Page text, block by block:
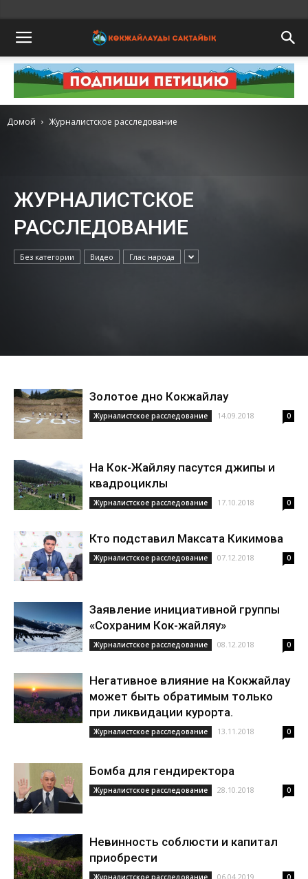
Домой Журналистское расследование
ЖУРНАЛИСТСКОЕ
РАССЛЕДОВАНИЕ
Без категории Видео Глас народа
Золотое дно Кокжайлау
Журналистское расследование 14.09.2018 0
На Кок-Жайляу пасутся джипы и
квадроциклы
Журналистское расследование 17.10.2018 0
Кто подставил Максата Кикимова
Журналистское расследование 07.12.2018 0
Заявление инициативной группы
«Сохраним Кок-жайляу»
Журналистское расследование 08.12.2018 0
Негативное влияние на Кокжайлау
может быть обратимым только
при ликвидации курорта.
Журналистское расследование 13.11.2018 0
Бомба для гендиректора
Журналистское расследование 28.10.2018 0
Невинность соблюсти и капитал
приобрести
Журналистское расследование 06.04.2019 0